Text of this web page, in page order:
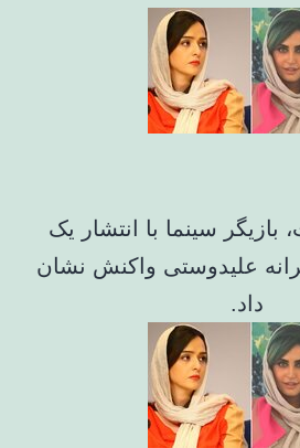
بازیگر سینما با انتشار یک
علیدوستی واکنش نشان
داد.